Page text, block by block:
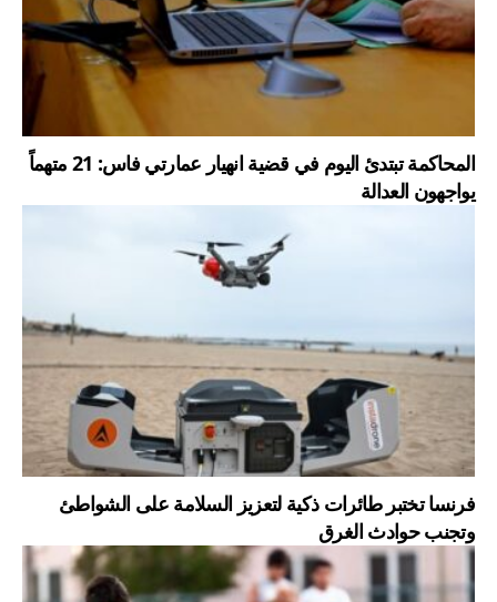
المحاكمة تبتدئ اليوم في قضية انهيار عمارتي فاس: 21 متهماً
يواجهون العدالة
فرنسا تختبر طائرات ذكية لتعزيز السلامة على الشواطئ
وتجنب حوادث الغرق